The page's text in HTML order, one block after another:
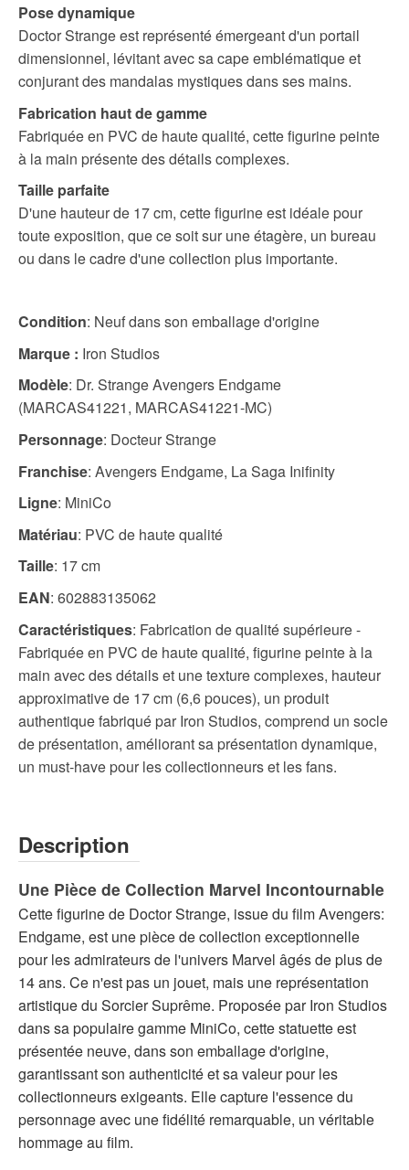
Pose dynamique
Doctor Strange est représenté émergeant d'un portail
dimensionnel, lévitant avec sa cape emblématique et
conjurant des mandalas mystiques dans ses mains.
Fabrication haut de gamme
Fabriquée en PVC de haute qualité, cette figurine peinte
à la main présente des détails complexes.
Taille parfaite
D'une hauteur de 17 cm, cette figurine est idéale pour
toute exposition, que ce soit sur une étagère, un bureau
ou dans le cadre d'une collection plus importante.
Condition: Neuf dans son emballage d'origine
Marque : Iron Studios
Modèle: Dr. Strange Avengers Endgame
(MARCAS41221, MARCAS41221-MC)
Personnage: Docteur Strange
Franchise: Avengers Endgame, La Saga Inifinity
Ligne: MiniCo
Matériau: PVC de haute qualité
Taille: 17 cm
EAN: 602883135062
Caractéristiques: Fabrication de qualité supérieure -
Fabriquée en PVC de haute qualité, figurine peinte à la
main avec des détails et une texture complexes, hauteur
approximative de 17 cm (6,6 pouces), un produit
authentique fabriqué par Iron Studios, comprend un socle
de présentation, améliorant sa présentation dynamique,
un must-have pour les collectionneurs et les fans.
Description
Une Pièce de Collection Marvel Incontournable
Cette figurine de Doctor Strange, issue du film Avengers:
Endgame, est une pièce de collection exceptionnelle
pour les admirateurs de l'univers Marvel âgés de plus de
14 ans. Ce n'est pas un jouet, mais une représentation
artistique du Sorcier Suprême. Proposée par Iron Studios
dans sa populaire gamme MiniCo, cette statuette est
présentée neuve, dans son emballage d'origine,
garantissant son authenticité et sa valeur pour les
collectionneurs exigeants. Elle capture l'essence du
personnage avec une fidélité remarquable, un véritable
hommage au film.